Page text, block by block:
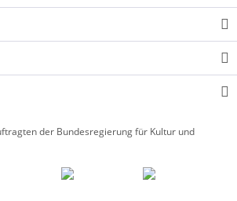
der Bundesregierung für Kultur und